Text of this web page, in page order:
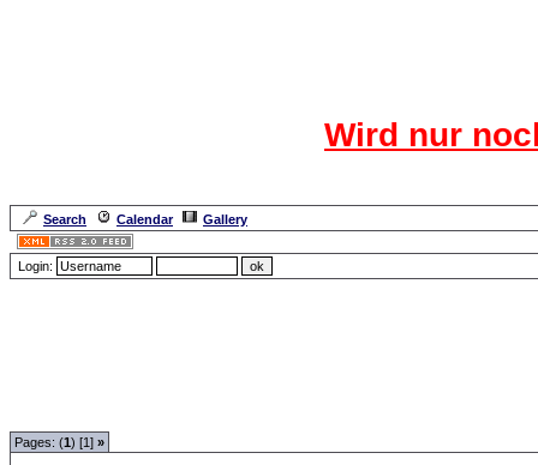
Wird nur
Search Calendar
Gallery
Login:
Pages: (1) [1] »